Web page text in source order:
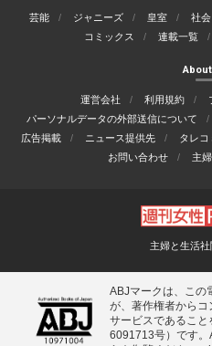
芸能 ジャニーズ 皇室 社
コミックス
連載一覧
運営会社 利用規約
パーソナルデータの外部送信について
広告掲載
ニュース提供先 タレコ
お問い合わせ
主
主婦と生活社
ABJマークは、この
が、著作権者から
サービスであるこ
6091713号）です。